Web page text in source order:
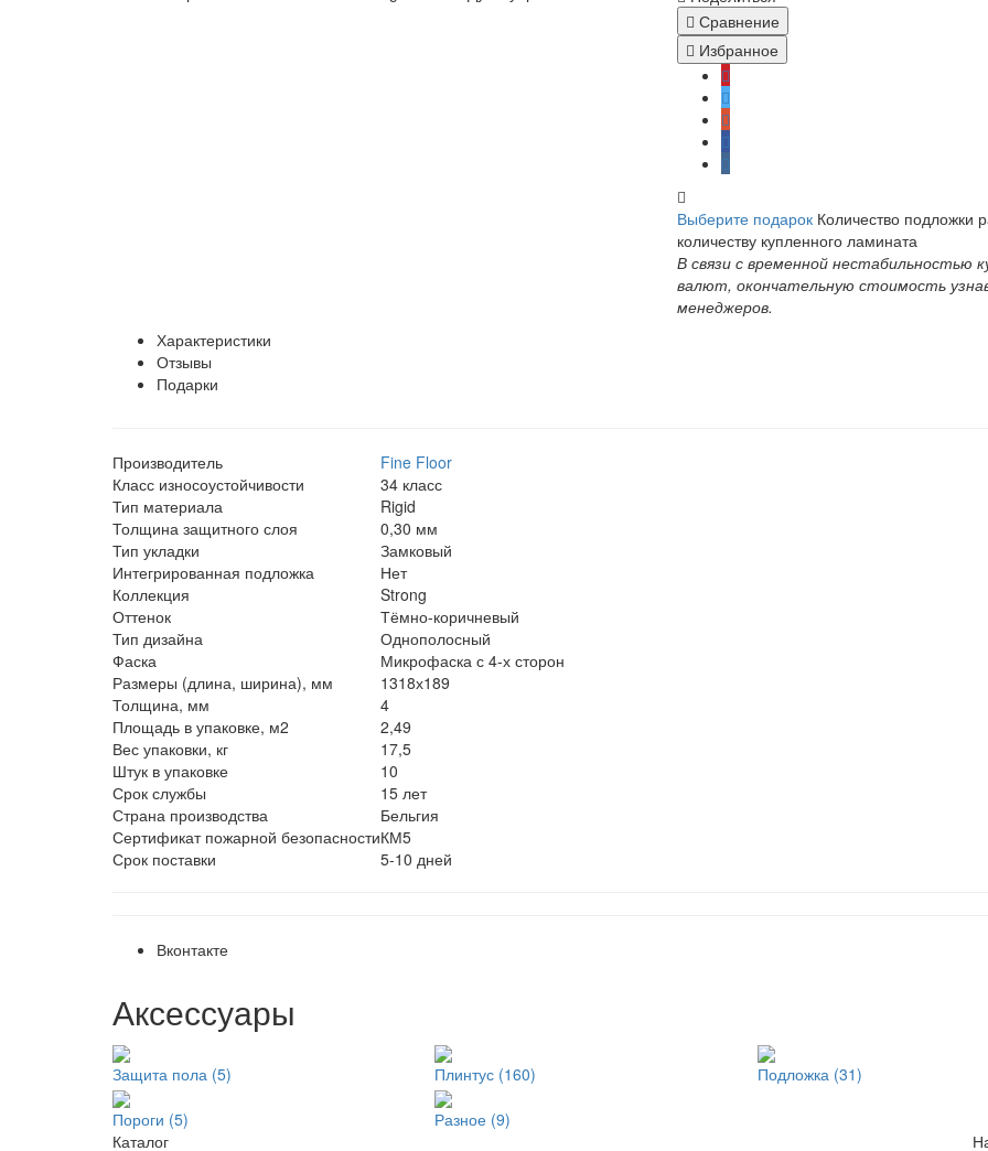
Сравнение
Избранное
Выберите подарок Количество подложки
количеству купленного ламината
В связи с временной нестабильностью
валют, окончательную стоимость
менеджеров.
Характеристики
Отзывы
Подарки
Производитель
Fine Floor
Класс износоустойчивости
34 класс
Тип материала
Rigid
Толщина защитного слоя
0,30 мм
Тип укладки
Замковый
Интегрированная подложка
Нет
Коллекция
Strong
Оттенок
Тёмно-коричневый
Тип дизайна
Однополосный
Фаска
Микрофаска с 4-х сторон
Размеры (длина, ширина), мм
1318х189
Толщина, мм
4
Площадь в упаковке, м2
2,49
Вес упаковки, кг
17,5
Штук в упаковке
10
Срок службы
15 лет
Страна производства
Бельгия
Сертификат пожарной безопасностиКМ5
Срок поставки
5-10 дней
Вконтакте
Аксессуары
Защита пола (5) Плинтус (160) Подложка (31)
Пороги (5)
Разное (9)
Каталог